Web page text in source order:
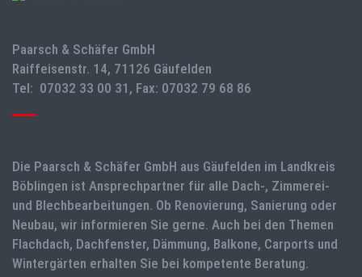
Paarsch & Schäfer GmbH
Raiffeisenstr. 14, 71126 Gäufelden
Tel: 07032 33 00 31, Fax: 07032 79 68 86
Die Paarsch & Schäfer GmbH aus Gäufelden im Landkreis
Böblingen ist Ansprechpartner für alle Dach-, Zimmerei-
und Blechbearbeitungen. Ob Renovierung, Sanierung oder
Neubau, wir informieren Sie gerne. Auch bei den Themen
Flachdach, Dachfenster, Dämmung, Balkone, Carports und
Wintergärten erhalten Sie bei kompetente Beratung.